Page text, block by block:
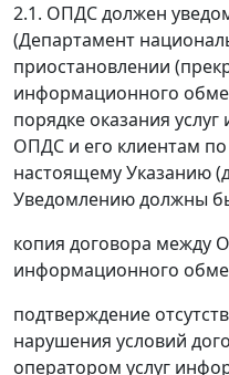
2.1. ОПДС должен
(Департамент
приостановлении
информационного
порядке оказания
ОПДС и его клиентам
настоящему Указанию
Уведомлению должны
копия договора между
информационного
подтверждение
нарушения условий
оператором услуг